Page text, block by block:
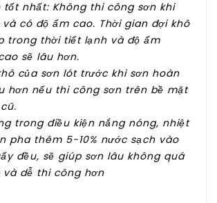
tốt nhất: Không thi công sơn khi
có độ ẩm cao. Thời gian đợi khô
trong thời tiết lạnh và độ ẩm
sẽ lâu hơn.
của sơn lót trước khi sơn hoàn
hơn nếu thi công sơn trên bề mặt
trong điều kiện nắng nóng, nhiệt
pha thêm 5-10% nước sạch vào
đều, sẽ giúp sơn lâu không quá
và dễ thi công hơn